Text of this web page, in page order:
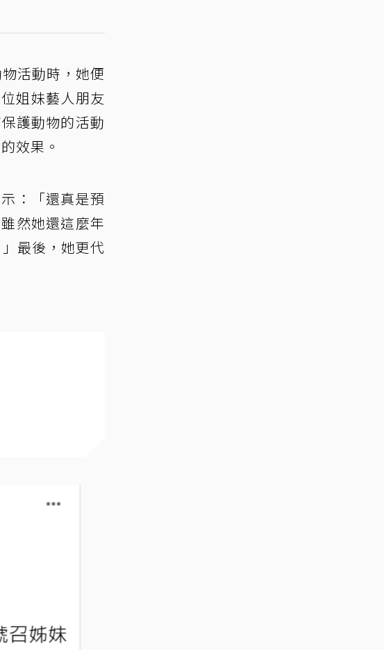
活動時，她便
姐妹藝人朋友
護動物的活動
效果。
：「還真是預
然她還這麼年
最後，她更代